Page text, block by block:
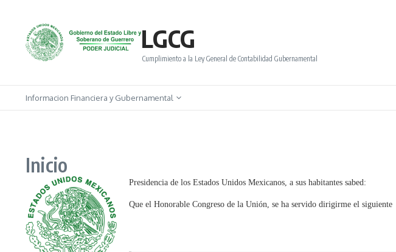
LGCG
Cumplimiento a la Ley General de Contabilidad Gubernamental
Informacion Financiera y Gubernamental
Inicio
Presidencia de los Estados Unidos Mexicanos, a sus habitantes sabed:
Que el Honorable Congreso de la Unión, se ha servido dirigirme el siguiente